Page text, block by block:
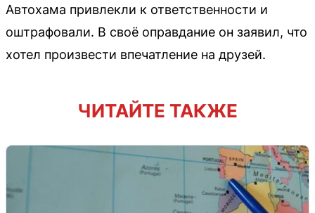
Автохама привлекли к ответственности и
оштрафовали. В своё оправдание он заявил, что
хотел произвести впечатление на друзей.
ЧИТАЙТЕ ТАКЖЕ